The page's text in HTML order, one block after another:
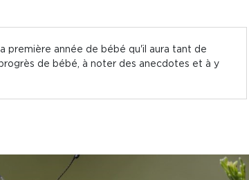
première année de bébé qu'il aura tant de
de bébé, à noter des anecdotes et à y